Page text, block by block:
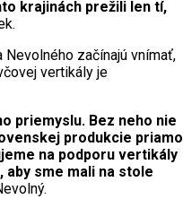
krajinách prežili len tí,
začínajú vnímať,
vertikály je
priemyslu. Bez neho nie
produkcie priamo
na podporu vertikály
sme mali na stole